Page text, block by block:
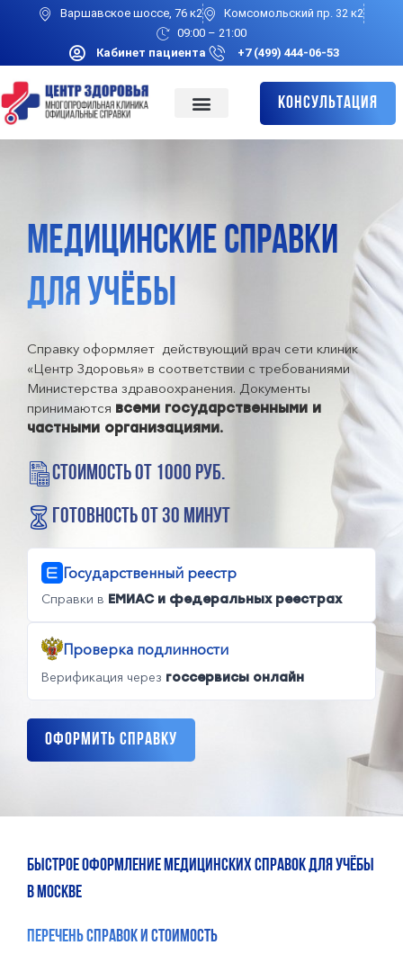
Варшавское шоссе, 76 к2
Комсомольский пр. 32 к2
09:00 – 21:00
Кабинет пациента
+7 (499) 444-06-53
Консультация
МЕДИЦИНСКИЕ СПРАВКИ
ДЛЯ УЧЁБЫ
Справку оформляет действующий врач сети клиник
«Центр Здоровья» в соответствии с требованиями
Министерства здравоохранения. Документы
принимаются всеми государственными и
частными организациями.
стоимость от 1000 руб.
готовность от 30 минут
Государственный реестр
Справки в ЕМИАС и федеральных реестрах
Проверка подлинности
Верификация через госсервисы онлайн
Оформить справку
Быстрое оформление медицинских справок для учёбы
в Москве
Перечень справок и стоимость